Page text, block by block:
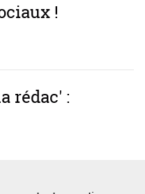
!
rédac' :